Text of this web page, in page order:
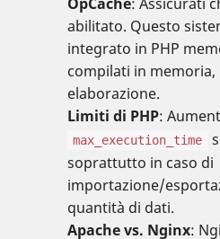
abilitato. Questo
integrato in PHP
compilati in
elaborazione.
Limiti di PHP:
max_execution_time
soprattutto in caso di
importazione/
quantità di dati.
Apache vs. Nginx: